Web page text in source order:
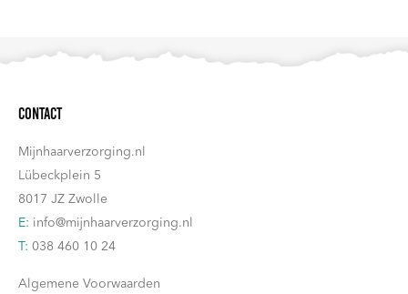
Contact
Mijnhaarverzorging.nl
Lübeckplein 5
8017 JZ Zwolle
E: info@mijnhaarverzorging.nl
T: 038 460 10 24
Algemene Voorwaarden